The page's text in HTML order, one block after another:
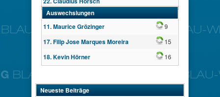
Auswechslungen
11. Maurice Grözinger
9
17. Filip Jose Marques Moreira
Wechsel 15
18. Kevin Hörner 16
Neueste Beiträge